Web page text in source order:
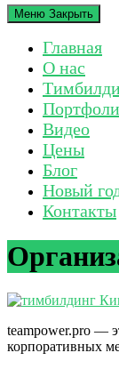
Меню Закрыть
Главная
О нас
Видео
Цены
Блог
Новый
Контакты
teampower.pro —
корпоративных